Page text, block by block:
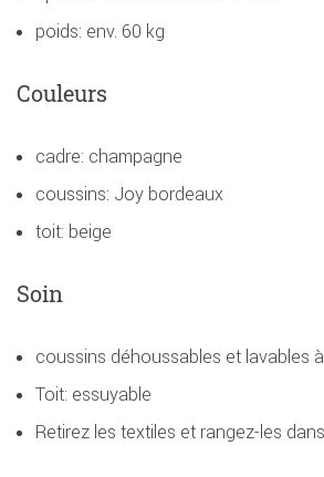
poids: env. 60 kg
Couleurs
cadre: champagne
coussins: Joy bordeaux
toit: beige
Soin
coussins déhoussables et lavables
Toit: essuyable
Retirez les textiles et rangez-les